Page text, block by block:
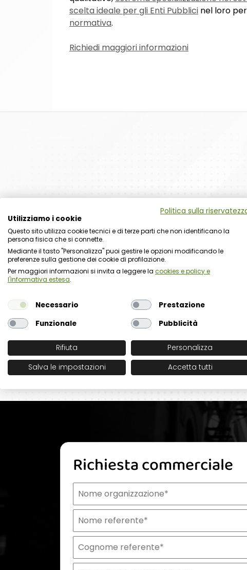
scelta ideale per gli Enti Pubblici nel loro
normativa.
Richiedi maggiori informazioni
Richiesta commerciale
Nome organizzazione
Nome referente
Cognome referente
Tipologia di organizzazione
Prodotto di interesse
Indirizzo email istituzionale*
Telefono istituzionale
Messaggio
Politica sulla
Utilizziamo i cookie
Questo sito utilizza cookie tecnici e di terze parti che non identificano la
persona fisica che si connette.
Mediante il tasto "Personalizza" puoi gestire le opzioni modificando le
preferenze sulla gestione dei cookie di profilazione.
Per maggiori informazioni si invita a leggere la cookies e policy e
l'informativa estesa.
Necessario
Prestazione
Funzionale
Pubblicità
Rifiuta
Personalizza
Salva le impostazioni
Accetta tutti